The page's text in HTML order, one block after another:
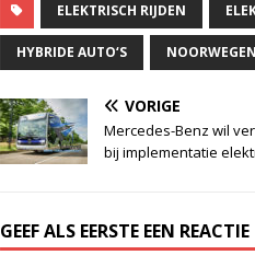
ELEKTRISCH RIJDEN
HYBRIDE AUTO‘S NOORWEGEN
VORIGE
Mercedes-Benz wil
bij implementatie
GEEF ALS EERSTE EEN REACTIE